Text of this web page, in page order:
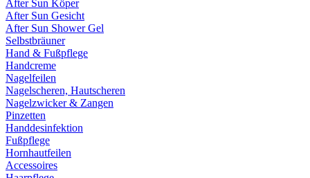
After Sun Köper
After Sun Gesicht
After Sun Shower Gel
Selbstbräuner
Hand & Fußpflege
Handcreme
Nagelfeilen
Nagelscheren, Hautscheren
Nagelzwicker & Zangen
Pinzetten
Handdesinfektion
Fußpflege
Hornhautfeilen
Accessoires